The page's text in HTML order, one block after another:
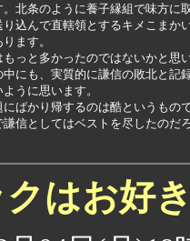
北条のように養子縁組で味方に
込んで直轄領とするキメこまか
ます。
っと多かったのではないかと思
にも、実質的に謙信の敗北と記
うに思います。
ばかり帰するのは酷というもの
信としてはベストを尽したのだ
クはお好